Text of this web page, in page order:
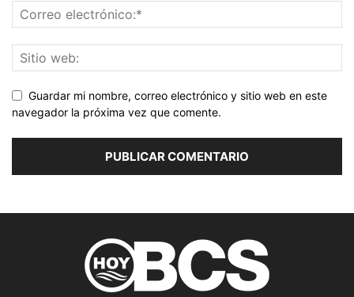
Guardar mi nombre, correo electrónico y sitio web en este
navegador la próxima vez que comente.